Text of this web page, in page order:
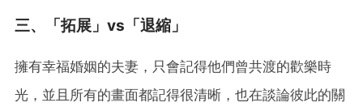
三、「拓展」vs「退縮」
擁有幸福婚姻的夫妻，只會記得他們曾共渡的歡樂時
光，並且所有的畫面都記得很清晰，也在談論彼此的關